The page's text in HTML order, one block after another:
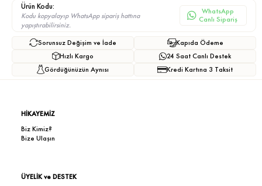
Ürün Kodu:
Kodu kopyalayıp WhatsApp sipariş hattına
yapıştırabilirsiniz.
WhatsApp
Canlı Sipariş
Sorunsuz Değişim ve İade
Hızlı Kargo
Gördüğünüzün Aynısı
Kapıda Ödeme
24 Saat Canlı Destek
Kredi Kartına 3 Taksit
HİKAYEMİZ
Biz Kimiz?
Bize Ulaşın
ÜYELİK ve DESTEK